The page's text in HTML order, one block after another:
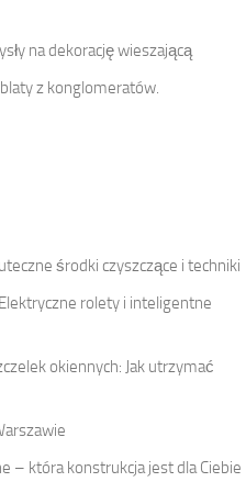
na dekorację wieszającą
z konglomeratów.
środki czyszczące i techniki
rolety i inteligentne
okiennych: Jak utrzymać
– która konstrukcja jest dla Ciebie